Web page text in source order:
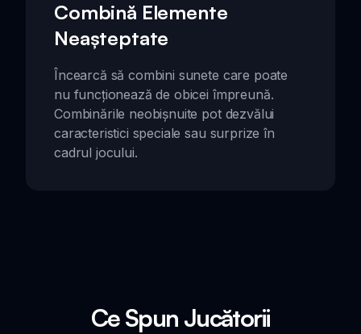
Combină Elemente
Neașteptate
Încearcă să combini sunete care poate
nu funcționează de obicei împreună.
Combinările neobișnuite pot dezvălui
caracteristici speciale sau surprize în
cadrul jocului.
Ce Spun Jucătorii